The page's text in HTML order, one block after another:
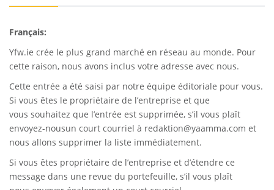
Français:
Yfw.ie crée le plus grand marché en réseau au monde. Pour
cette raison, nous avons inclus votre adresse avec nous.
Cette entrée a été saisi par notre équipe éditoriale pour vous.
Si vous êtes le propriétaire de l’entreprise et que
vous souhaitez que l’entrée est supprimée, s’il vous plaît
envoyez-nousun court courriel à redaktion@yaamma.com et
nous allons supprimer la liste immédiatement.
Si vous êtes propriétaire de l’entreprise et d’étendre ce
message dans une revue du portefeuille, s’il vous plaît